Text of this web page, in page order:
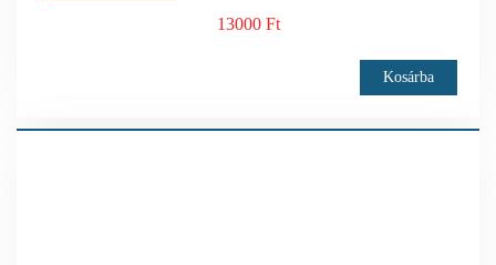
13000 Ft
Kosárba